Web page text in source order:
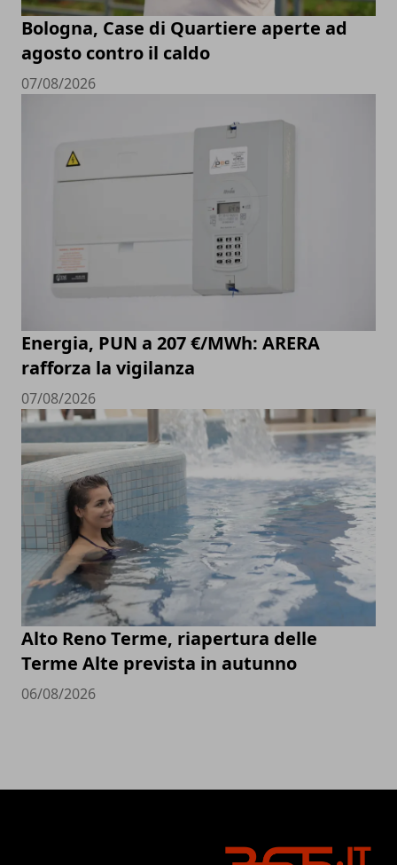
Bologna, Case di Quartiere aperte ad
agosto contro il caldo
07/08/2026
Energia, PUN a 207 €/MWh: ARERA
rafforza la vigilanza
07/08/2026
Alto Reno Terme, riapertura delle
Terme Alte prevista in autunno
06/08/2026